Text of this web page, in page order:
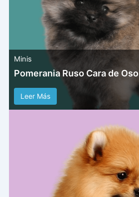
Minis
Pomerania Ruso Cara de Oso
Leer Más